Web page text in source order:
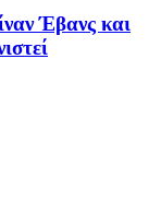
Έβανς και